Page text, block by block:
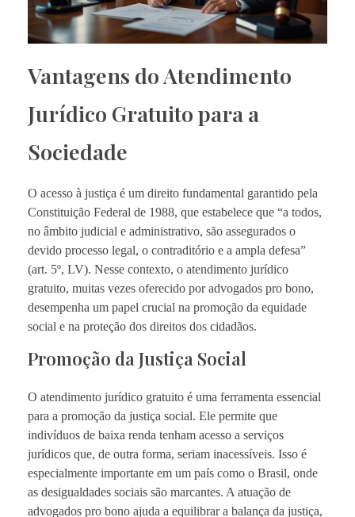
Vantagens do Atendimento
Jurídico Gratuito para a
Sociedade
O acesso à justiça é um direito fundamental garantido pela
Constituição Federal de 1988, que estabelece que “a todos,
no âmbito judicial e administrativo, são assegurados o
devido processo legal, o contraditório e a ampla defesa”
(art. 5º, LV). Nesse contexto, o atendimento jurídico
gratuito, muitas vezes oferecido por advogados pro bono,
desempenha um papel crucial na promoção da equidade
social e na proteção dos direitos dos cidadãos.
Promoção da Justiça Social
O atendimento jurídico gratuito é uma ferramenta essencial
para a promoção da justiça social. Ele permite que
indivíduos de baixa renda tenham acesso a serviços
jurídicos que, de outra forma, seriam inacessíveis. Isso é
especialmente importante em um país como o Brasil, onde
as desigualdades sociais são marcantes. A atuação de
advogados pro bono ajuda a equilibrar a balança da justiça,